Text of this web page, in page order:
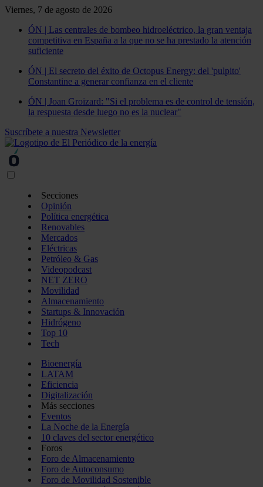
Viernes, 7 de agosto de 2026
ÓN | Las centrales de bombeo hidroeléctrico, la gran ventaja
competitiva en España a la que no se ha prestado la atención
suficiente
ÓN | El secreto del éxito de Octopus Energy: del 'pulpito'
Constantine a generar confianza en el cliente
ÓN | Joan Groizard: "Si el problema es de control de tensión,
la respuesta desde luego no es la nuclear"
Suscríbete a nuestra Newsletter
Secciones
Opinión
Política energética
Renovables
Mercados
Eléctricas
Petróleo & Gas
Videopodcast
NET ZERO
Movilidad
Almacenamiento
Startups & Innovación
Hidrógeno
Top 10
Tech
Bioenergía
LATAM
Eficiencia
Digitalización
Más secciones
Eventos
La Noche de la Energía
10 claves del sector energético
Foros
Foro de Almacenamiento
Foro de Autoconsumo
Foro de Movilidad Sostenible